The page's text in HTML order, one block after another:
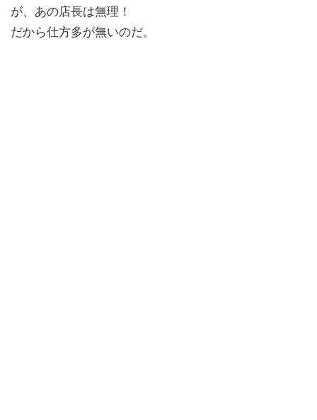
が、あの店長は無理！
だから仕方多が無いのだ。